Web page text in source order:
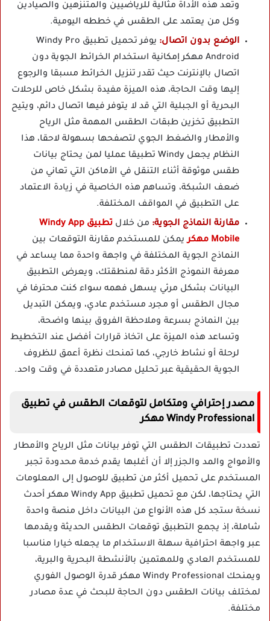
وتعد هذه الأداة مثالية للرياضيين والمتنزهين والصيادين
وكل من يعتمد على الطقس في خططه اليومية.
الوضع بدون اتصال:
يوفر تحميل تطبيق Windy Pro
Android مهكر إمكانية استخدام الخرائط الجوية دون
اتصال بالإنترنت حيث تقدر تنزيل الخرائط مسبقا والرجوع
إليها وقت الحاجة، هذه الميزة مفيدة بشكل خاص للرحلات
البحرية أو الجبلية التي قد لا يتوفر فيها اتصال دائم، ويتيح
التطبيق تخزين طبقات الطقس المهمة مثل الرياح
والأمطار والضغط الجوي لتصفحها بسهولة لاحقا، هذا
النظام يجعل Windy تطبيقا عمليا لمن يحتاج بيانات
طقس موثوقة أثناء التنقل في الأماكن التي تعاني من
ضعف الشبكة، وتساهم هذه الخاصية في زيادة الاعتماد
على التطبيق في المواقف المختلفة.
مقارنة النماذج الجوية: من خلال
تطبيق Windy App
Mobile مهكر
يمكن للمستخدم مقارنة التوقعات بين
النماذج الجوية المختلفة في واجهة واحدة مما يساعد في
معرفة النموذج الأكثر دقة لمنطقتك، ويعرض التطبيق
البيانات بشكل مرئي يسهل فهمه سواء كنت محترفا في
مجال الطقس أو مجرد مستخدم عادي، ويمكن التبديل
بين النماذج بسرعة وملاحظة الفروق بينها واضحة،
وتساعد هذه الميزة على اتخاذ قرارات أفضل عند التخطيط
لرحلة أو نشاط خارجي، كما تمنحك نظرة أعمق للظروف
الجوية الحقيقية عبر تحليل مصادر متعددة في وقت واحد.
مصدر إحترافي ومتكامل لتوقعات الطقس في تطبيق
Windy Professional مهكر
تعددت تطبيقات الطقس التي توفر بيانات مثل الرياح والأمطار
والأمواج والمد والجزر إلا أن أغلبها يقدم خدمة محدودة تجبر
المستخدم على تحميل أكثر من تطبيق للوصول إلى المعلومات
التي يحتاجها، لكن مع تحميل تطبيق Windy App مهكر أحدث
نسخة ستجد كل هذه الأنواع من البيانات داخل منصة واحدة
شاملة، إذ يجمع التطبيق توقعات الطقس الحديثة ويقدمها
عبر واجهة احترافية سهلة الاستخدام ما يجعله خيارا مناسبا
للمستخدم العادي وللمهتمين بالأنشطة البحرية والبرية،
ويمنحك Windy Professional مهكر قدرة الوصول الفوري
لمختلف بيانات الطقس دون الحاجة للبحث في عدة مصادر
مختلفة.